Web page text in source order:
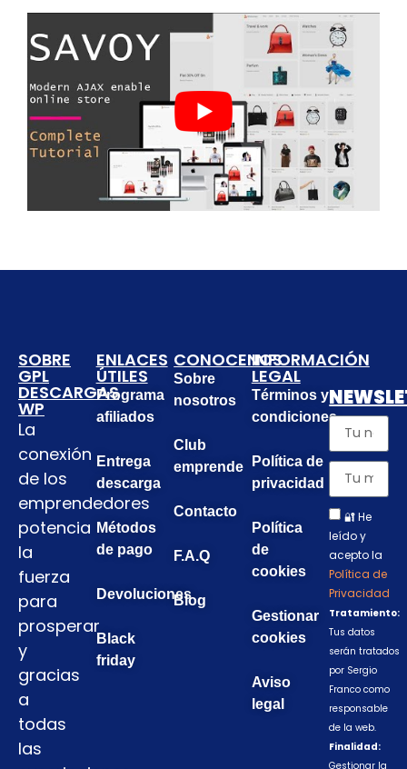
SOBRE
GPL
DESCARGAS
WP
La
conexión
de los
emprendedores
potencia
la
fuerza
para
prosperar
y
gracias
a
todas
las
ENLACES
ÚTILES
Programa
afiliados
Entrega
descarga
Métodos
de pago
Devoluciones
Black
friday
CONOCENOS
Sobre
nosotros
Club
emprende
Contacto
F.A.Q
Blog
INFORMACIÓN
LEGAL
Términos y
condiciones
Política de
privacidad
Política
de
cookies
Gestionar
cookies
Aviso
legal
🔐 He
leído y
acepto la
Política de
Privacidad
Tratamiento:
Tus datos
serán tratados
por Sergio
Franco como
responsable
de la web.
Finalidad:
Gestionar la